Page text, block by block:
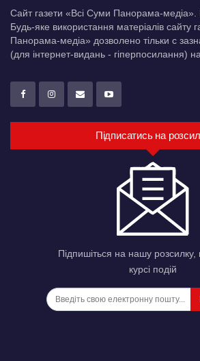
Сайт газети «Всі Суми Панорама-медіа».
Будь-яке використання матеріалів сайту
Панорама-медіа» дозволено тільки c
(для інтернет-видань - гіперпосилання)
Підписатись на
Підпишіться на нашу
курсі подій